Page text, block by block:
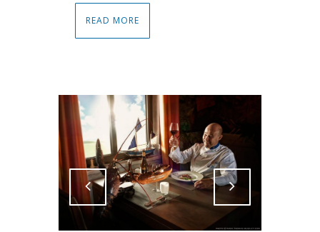
READ MORE
Attiva comando Attiva comando